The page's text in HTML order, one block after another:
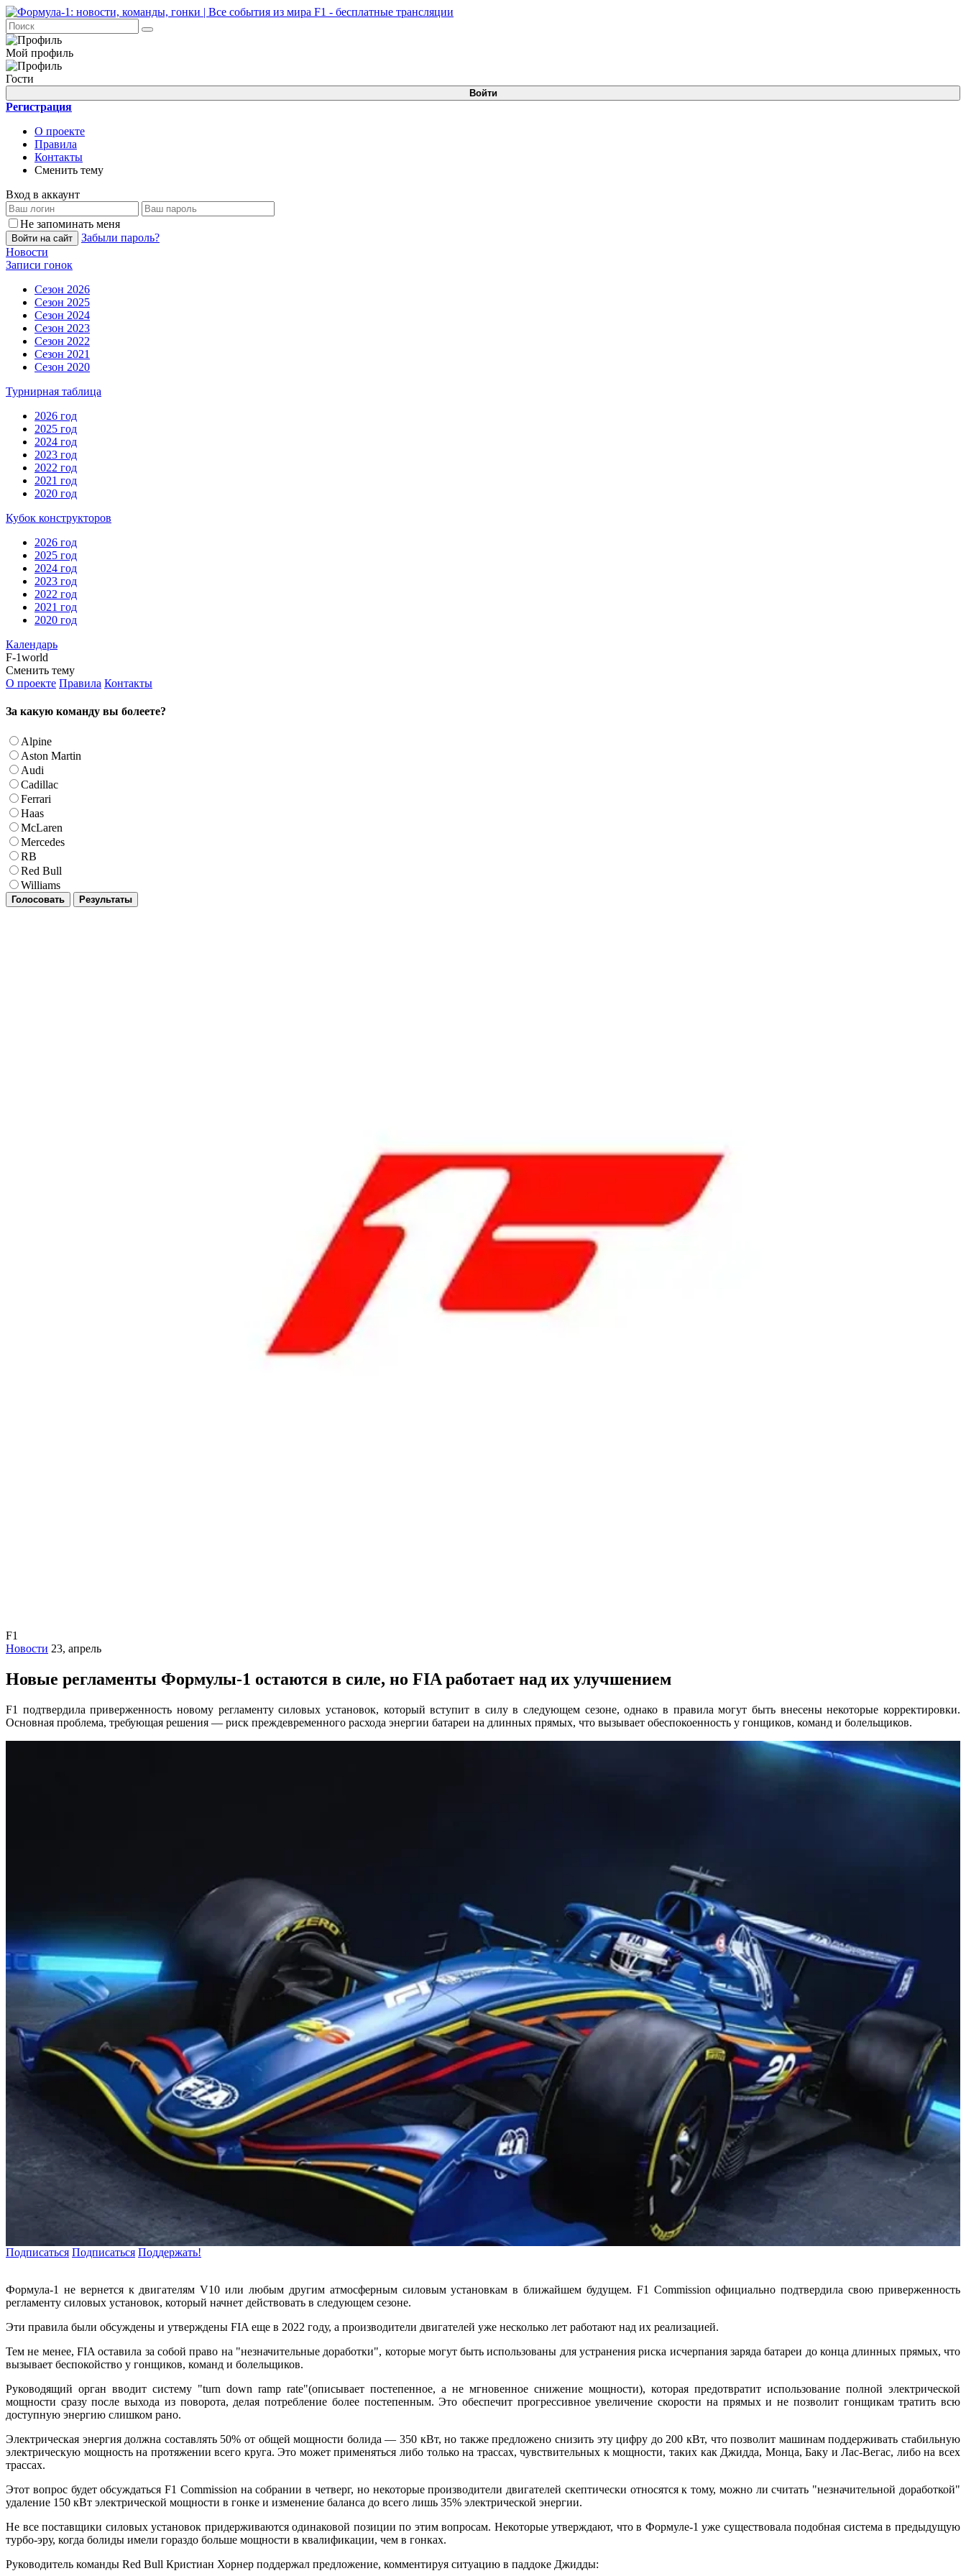
Мой профиль
Гости
Войти
Регистрация
О проекте
Правила
Контакты
Сменить тему
Вход в аккаунт
Не запоминать меня
Войти на сайт
Забыли пароль?
Новости
Записи гонок
Сезон 2026
Сезон 2025
Сезон 2024
Сезон 2023
Сезон 2022
Сезон 2021
Сезон 2020
Турнирная таблица
2026 год
2025 год
2024 год
2023 год
2022 год
2021 год
2020 год
Кубок конструкторов
2026 год
2025 год
2024 год
2023 год
2022 год
2021 год
2020 год
Календарь
F-1world
Сменить тему
О проекте Правила Контакты
За какую команду вы болеете?
Alpine
Aston Martin
Audi
Cadillac
Ferrari
Haas
McLaren
Mercedes
RB
Red Bull
Williams
Голосовать Результаты
F1
Новости 23, апрель
Новые регламенты Формулы-1 остаются в силе, но FIA работает над их улучшением
F1 подтвердила приверженность новому регламенту силовых установок, который вступит в силу в следующем сезоне, однако в правила могут быть внесены некоторые корректировки.
Основная проблема, требующая решения — риск преждевременного расхода энергии батареи на длинных прямых, что вызывает обеспокоенность у гонщиков, команд и болельщиков.
Подписаться Подписаться Поддержать!
Формула-1 не вернется к двигателям V10 или любым другим атмосферным силовым установкам в ближайшем будущем. F1 Commission официально подтвердила свою приверженность
регламенту силовых установок, который начнет действовать в следующем сезоне.
Эти правила были обсуждены и утверждены FIA еще в 2022 году, а производители двигателей уже несколько лет работают над их реализацией.
Тем не менее, FIA оставила за собой право на "незначительные доработки", которые могут быть использованы для устранения риска исчерпания заряда батареи до конца длинных прямых, что
вызывает беспокойство у гонщиков, команд и болельщиков.
Руководящий орган вводит систему "turn down ramp rate"(описывает постепенное, а не мгновенное снижение мощности), которая предотвратит использование полной электрической
мощности сразу после выхода из поворота, делая потребление более постепенным. Это обеспечит прогрессивное увеличение скорости на прямых и не позволит гонщикам тратить всю
доступную энергию слишком рано.
Электрическая энергия должна составлять 50% от общей мощности болида — 350 кВт, но также предложено снизить эту цифру до 200 кВт, что позволит машинам поддерживать стабильную
электрическую мощность на протяжении всего круга. Это может применяться либо только на трассах, чувствительных к мощности, таких как Джидда, Монца, Баку и Лас-Вегас, либо на всех
трассах.
Этот вопрос будет обсуждаться F1 Commission на собрании в четверг, но некоторые производители двигателей скептически относятся к тому, можно ли считать "незначительной доработкой"
удаление 150 кВт электрической мощности в гонке и изменение баланса до всего лишь 35% электрической энергии.
Не все поставщики силовых установок придерживаются одинаковой позиции по этим вопросам. Некоторые утверждают, что в Формуле-1 уже существовала подобная система в предыдущую
турбо-эру, когда болиды имели гораздо больше мощности в квалификации, чем в гонках.
Руководитель команды Red Bull Кристиан Хорнер поддержал предложение, комментируя ситуацию в паддоке Джидды: